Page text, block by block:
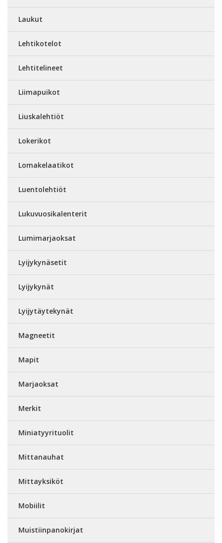
Laukut
Lehtikotelot
Lehtitelineet
Liimapuikot
Liuskalehtiöt
Lokerikot
Lomakelaatikot
Luentolehtiöt
Lukuvuosikalenterit
Lumimarjaoksat
Lyijykynäsetit
Lyijykynät
Lyijytäytekynät
Magneetit
Mapit
Marjaoksat
Merkit
Miniatyyrituolit
Mittanauhat
Mittayksiköt
Mobiilit
Muistiinpanokirjat